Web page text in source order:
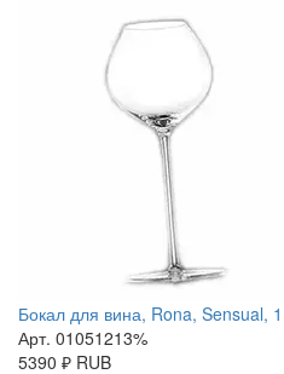
Бокал для вина, Rona, Sensual,
Арт. 01051213%
5390 ₽ RUB